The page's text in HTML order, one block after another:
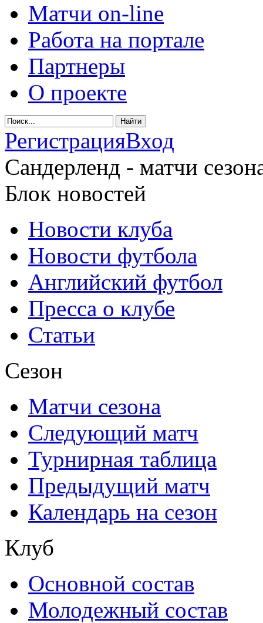
Матчи on-line
Работа на портале
Партнеры
О проекте
РегистрацияВход
Сандерленд - матчи
Блок новостей
Новости клуба
Новости футбола
Английский футбол
Пресса о клубе
Статьи
Сезон
Матчи сезона
Следующий матч
Турнирная таблица
Предыдущий матч
Календарь на сезон
Клуб
Основной состав
Молодежный состав